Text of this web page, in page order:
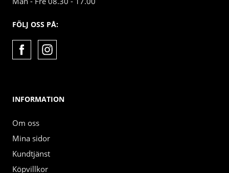
FÖLJ OSS PÅ:
INFORMATION
Om oss
Mina sidor
Kundtjänst
Köpvillkor